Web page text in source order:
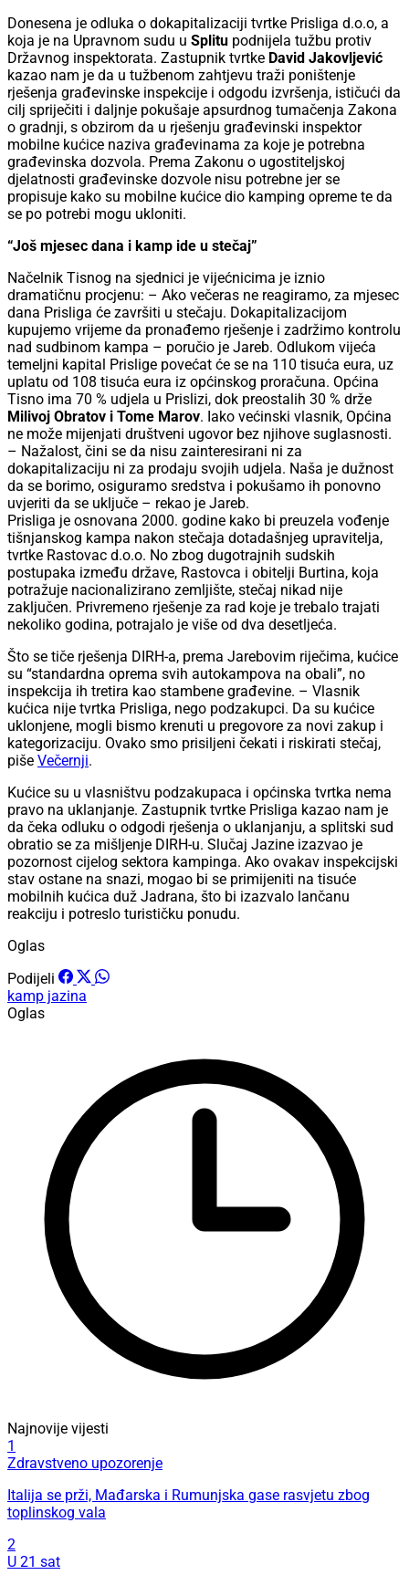
Donesena je odluka o dokapitalizaciji tvrtke Prisliga d.o.o, a
koja je na Upravnom sudu u Splitu podnijela tužbu protiv
Državnog inspektorata. Zastupnik tvrtke David Jakovljević
kazao nam je da u tužbenom zahtjevu traži poništenje
rješenja građevinske inspekcije i odgodu izvršenja, ističući da
cilj spriječiti i daljnje pokušaje apsurdnog tumačenja Zakona
o gradnji, s obzirom da u rješenju građevinski inspektor
mobilne kućice naziva građevinama za koje je potrebna
građevinska dozvola. Prema Zakonu o ugostiteljskoj
djelatnosti građevinske dozvole nisu potrebne jer se
propisuje kako su mobilne kućice dio kamping opreme te da
se po potrebi mogu ukloniti.
“Još mjesec dana i kamp ide u stečaj”
Načelnik Tisnog na sjednici je vijećnicima je iznio
dramatičnu procjenu: – Ako večeras ne reagiramo, za mjesec
dana Prisliga će završiti u stečaju. Dokapitalizacijom
kupujemo vrijeme da pronađemo rješenje i zadržimo kontrolu
nad sudbinom kampa – poručio je Jareb. Odlukom vijeća
temeljni kapital Prislige povećat će se na 110 tisuća eura, uz
uplatu od 108 tisuća eura iz općinskog proračuna. Općina
Tisno ima 70 % udjela u Prislizi, dok preostalih 30 % drže
Milivoj Obratov i Tome Marov. Iako većinski vlasnik, Općina
ne može mijenjati društveni ugovor bez njihove suglasnosti.
– Nažalost, čini se da nisu zainteresirani ni za
dokapitalizaciju ni za prodaju svojih udjela. Naša je dužnost
da se borimo, osiguramo sredstva i pokušamo ih ponovno
uvjeriti da se uključe – rekao je Jareb.
Prisliga je osnovana 2000. godine kako bi preuzela vođenje
tišnjanskog kampa nakon stečaja dotadašnjeg upravitelja,
tvrtke Rastovac d.o.o. No zbog dugotrajnih sudskih
postupaka između države, Rastovca i obitelji Burtina, koja
potražuje nacionalizirano zemljište, stečaj nikad nije
zaključen. Privremeno rješenje za rad koje je trebalo trajati
nekoliko godina, potrajalo je više od dva desetljeća.
Što se tiče rješenja DIRH-a, prema Jarebovim riječima, kućice
su “standardna oprema svih autokampova na obali”, no
inspekcija ih tretira kao stambene građevine. – Vlasnik
kućica nije tvrtka Prisliga, nego podzakupci. Da su kućice
uklonjene, mogli bismo krenuti u pregovore za novi zakup i
kategorizaciju. Ovako smo prisiljeni čekati i riskirati stečaj,
piše Večernji.
Kućice su u vlasništvu podzakupaca i općinska tvrtka nema
pravo na uklanjanje. Zastupnik tvrtke Prisliga kazao nam je
da čeka odluku o odgodi rješenja o uklanjanju, a splitski sud
obratio se za mišljenje DIRH-u. Slučaj Jazine izazvao je
pozornost cijelog sektora kampinga. Ako ovakav inspekcijski
stav ostane na snazi, mogao bi se primijeniti na tisuće
mobilnih kućica duž Jadrana, što bi izazvalo lančanu
reakciju i potreslo turističku ponudu.
Oglas
Podijeli
kamp jazina
Oglas
Najnovije vijesti
1
Zdravstveno upozorenje
Italija se prži, Mađarska i Rumunjska gase rasvjetu zbog
toplinskog vala
2
U 21 sat